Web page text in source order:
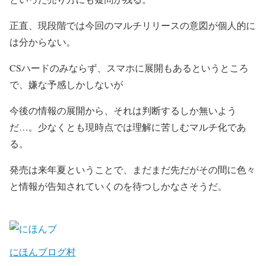
正直、現段階では今回のマルチリリースの意図が個人的に
は分からない。
CSハードのみならず、スマホに展開もあるというところ
で、嫌な予感しかしないが
今後の情報の展開から、それは判断するしか無いよう
だ…。少なくとも現時点では理解に苦しむマルチ化であ
る。
発売は来年夏ということで、まだまだ先だがその間に色々
と情報が告知されていくのを待つしかなさそうだ。
にほんブログ村